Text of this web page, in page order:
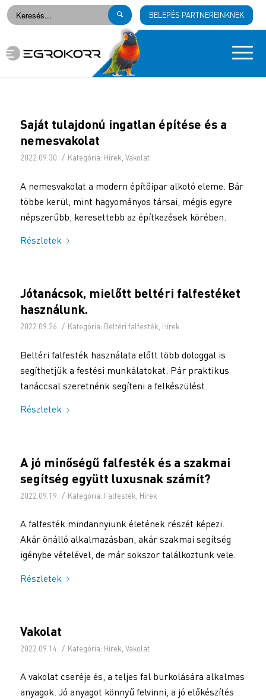
BELEPÉS PARTNEREINKNEK
Saját tulajdonú ingatlan építése és a
nemesvakolat
2022.09.30. / Kategória: Hírek Vakolat
A nemesvakolat a modern építőipar alkotó eleme. Bár
többe kerül, mint hagyományos társai, mégis egyre
népszerűbb, keresettebb az építkezések körében.
Részletek
Jótanácsok, mielőtt beltéri falfestéket
használunk.
2022.09.26. / Kategória: Beltéri falfesték, Hírek
Beltéri falfesték használata előtt több dologgal is
segíthetjük a festési munkálatokat. Pár praktikus
tanáccsal szeretnénk segíteni a felkészülést.
Részletek
A jó minőségű falfesték és a szakmai
segítség együtt luxusnak számít?
2022.09.19. / Kategória: Falfesték Hírek
A falfesték mindannyiunk életének részét képezi.
Akár önálló alkalmazásban, akár szakmai segítség
igénybe vételével, de már sokszor találkoztunk vele.
Részletek
Vakolat
2022.09.14. / Kategória: Hírek Vakolat
A vakolat cseréje és, a teljes fal burkolására alkalmas
anyagok. Jó anyagot könnyű felvinni, a jó előkészítés